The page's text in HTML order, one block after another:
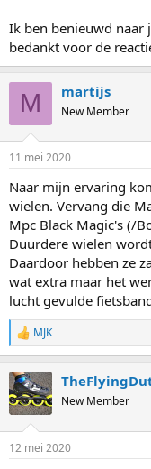
Ik ben benieuwd naar
bedankt voor de
M martijs
New Member
11 mei 2020
Naar mijn ervaring
wielen. Vervang die
Mpc Black Magic's (/
Duurdere wielen
Daardoor hebben ze
wat extra maar het
lucht gevulde
R
e
c
t
i
s
MJK
New Member
12 mei 2020